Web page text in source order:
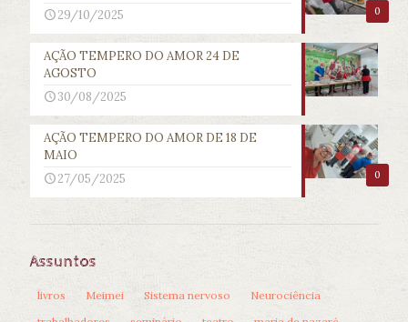
0
29/10/2025
AÇÃO TEMPERO DO AMOR 24 DE
AGOSTO
30/08/2025
0
AÇÃO TEMPERO DO AMOR DE 18 DE
MAIO
27/05/2025
Assuntos
livros Meimei Sistema nervoso
Neurociência